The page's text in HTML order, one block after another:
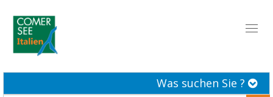
Was suchen Sie ?